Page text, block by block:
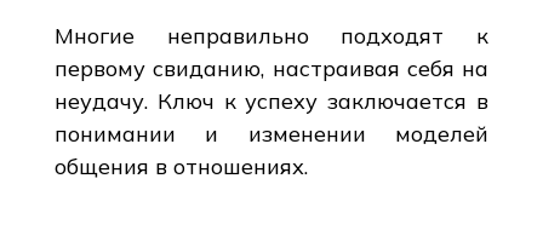
Многие неправильно подходят к
первому свиданию, настраивая себя на
неудачу. Ключ к успеху заключается в
понимании и изменении моделей
общения в отношениях.